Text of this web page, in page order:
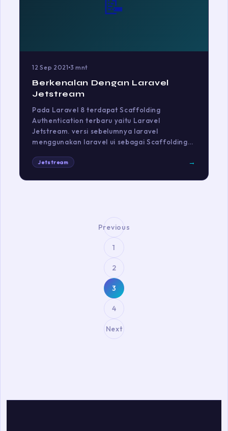
12 Sep 2021 3 mnt
Berkenalan Dengan Laravel
Jetstream
Pada Laravel 8 terdapat Scaffolding
Authentication terbaru yaitu Laravel
Jetstream. versi sebelumnya laravel
menggunakan laravel ui sebagai Scaffolding…
Jetstream →
Posts
pagination
Previous
1
2
3
4
Next